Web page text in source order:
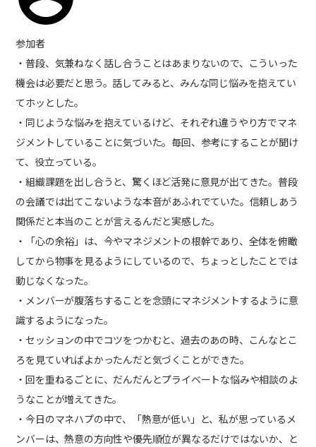
参加者
・普段、気兼ねなく話し合うことはあまりないので、こういった
機会は必要だと思う。話してみると、みんな同じ悩みを抱えてい
てホッとした。
・同じような悩みを抱えているけど、それぞれ違うやり方でマネ
ジメントしていることに気づいた。毎回、参考にすることが聞け
て、役立っている。
・組織課題を出し合うと、驚くほど活発に意見が出てきた。普段
の会議では出てこないような本音があふれでていた。信頼しあう
関係だと本当のことが言えるんだと実感した。
・「心の余裕」は、今やマネジメントの根幹であり、全体を俯瞰
してから物事を見るようにしているので、ちょっとしたことでは
動じなくなった。
・メンバーが腹落ちすることを念頭にマネジメントするように意
識するようになった。
・セッションの中でコツをつかむと、過去のあの時、こんなとこ
ろを見ていればよかったんだと気づくことができた。
・回を重ねるごとに、だんだんとプライベートな悩みや相談のよ
うなことが増えてきた。
・今日のマネハプの中で、「熱意が低い」と、私が思っているメ
ンバーは、熱意の方向性や優先順位が異なるだけではないか、と